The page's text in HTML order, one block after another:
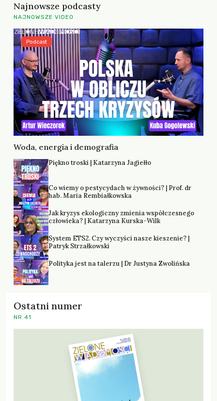
Najnowsze podcasty
NAJNOWSZE VIDEO
Woda, energia i demografia
Podcast
Piękno troski | Katarzyna Jagiełło
Co wiemy o pestycydach w żywności? | Prof. dr
hab. Maria Rembiałkowska
Jak kryzys ekologiczny zmienia współczesnego
człowieka? | Katarzyna Kurska-Wilk
System ETS2. Czy wyczyści nasze kieszenie? |
Patryk Strzałkowski
Polityka jest na talerzu | Dr Justyna Zwolińska
Ostatni numer
NR 41